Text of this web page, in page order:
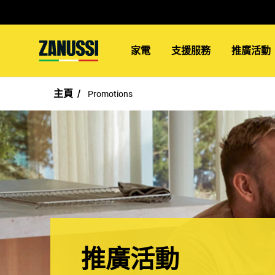
家電 支援服務 推廣活動
主頁 Promotions
推廣活動